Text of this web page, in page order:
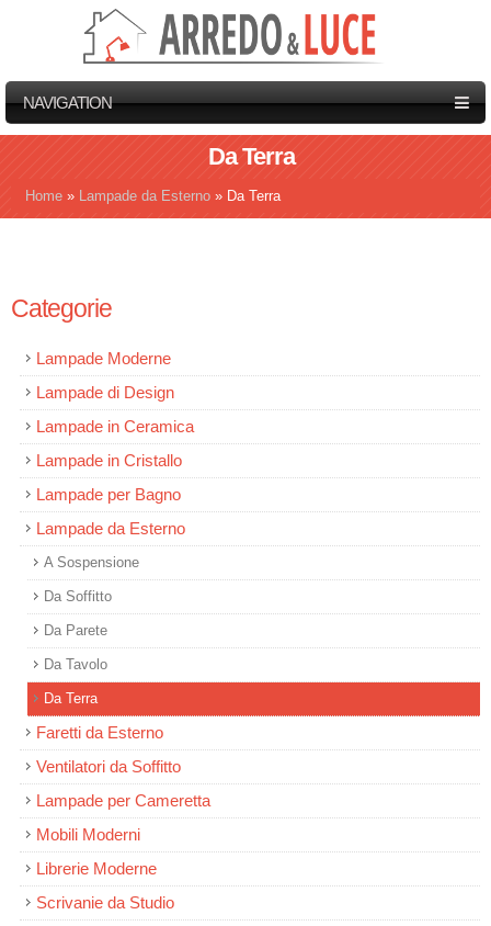
NAVIGATION
Da Terra
Tu sei qui
Home » Lampade da Esterno » Da Terra
Categorie
Lampade Moderne
Lampade di Design
Lampade in Ceramica
Lampade in Cristallo
Lampade per Bagno
Lampade da Esterno
A Sospensione
Da Soffitto
Da Parete
Da Tavolo
Da Terra
Faretti da Esterno
Ventilatori da Soffitto
Lampade per Cameretta
Mobili Moderni
Librerie Moderne
Scrivanie da Studio